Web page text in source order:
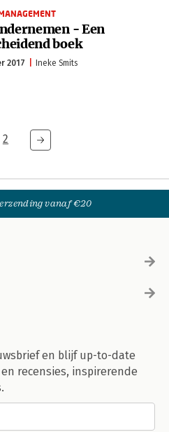
- Een
boek
2017 Ineke Smits
2
vanaf €20
en blijf up-to-date
recensies, inspirerende